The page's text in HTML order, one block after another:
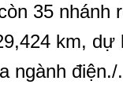
35 nhánh
km,
ngành điện./.